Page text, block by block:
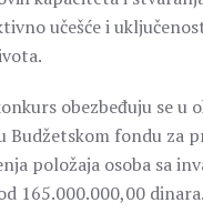
učešće i
obezbeđuju se u
Budžetskom fondu za
položaja osoba sa
165.000.000,00 dinara.